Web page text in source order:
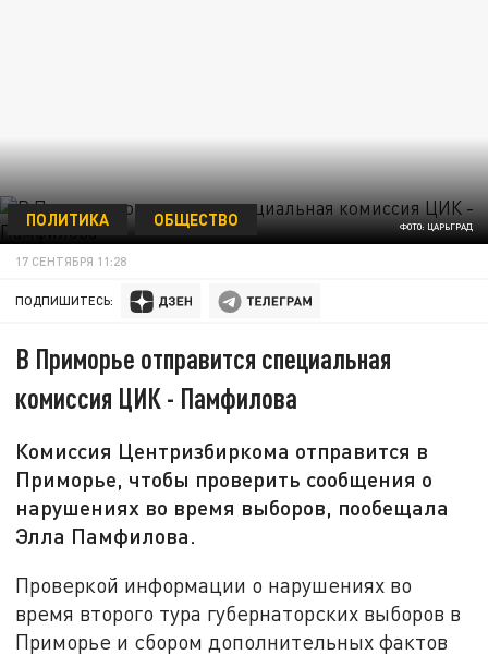
ФОТО: ЦАРЬГРАД
ПОЛИТИКА ОБЩЕСТВО
17 СЕНТЯБРЯ 11:28
ПОДПИШИТЕСЬ:
В Приморье отправится специальная
комиссия ЦИК - Памфилова
Комиссия Центризбиркома отправится в
Приморье, чтобы проверить сообщения о
нарушениях во время выборов, пообещала
Элла Памфилова.
Проверкой информации о нарушениях во
время второго тура губернаторских выборов в
Приморье и сбором дополнительных фактов